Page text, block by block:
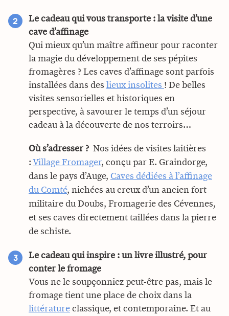
Le cadeau qui vous transporte : la visite d’une
cave d’affinage
Qui mieux qu’un maître affineur pour raconter
la magie du développement de ses pépites
fromagères ? Les caves d’affinage sont parfois
installées dans des lieux insolites ! De belles
visites sensorielles et historiques en
perspective, à savourer le temps d’un séjour
cadeau à la découverte de nos terroirs…
Où s’adresser ? Nos idées de visites laitières
: Village Fromager, conçu par E. Graindorge,
dans le pays d’Auge, Caves dédiées à l’affinage
du Comté, nichées au creux d’un ancien fort
militaire du Doubs, Fromagerie des Cévennes,
et ses caves directement taillées dans la pierre
de schiste.
Le cadeau qui inspire : un livre illustré, pour
conter le fromage
Vous ne le soupçonniez peut-être pas, mais le
fromage tient une place de choix dans la
littérature classique, et contemporaine. Et au